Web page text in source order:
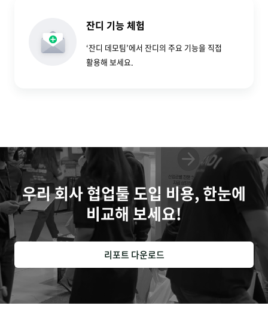
잔디 기능 체험
‘잔디 데모팀’에서 잔디의 주요 기능을 직접
활용해 보세요.
우리 회사 협업툴 도입 비용, 한눈에
비교해 보세요!
리포트 다운로드